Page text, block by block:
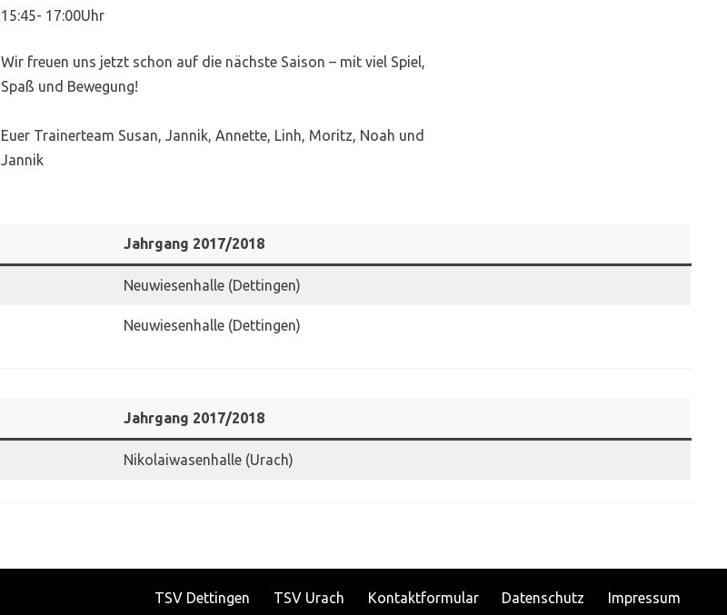
15:45- 17:00Uhr
Wir freuen uns jetzt schon auf die nächste Saison – mit viel Spiel,
Spaß und Bewegung!
Euer Trainerteam Susan, Jannik, Annette, Linh, Moritz, Noah und
Jannik
Jahrgang 2017/2018
Neuwiesenhalle (Dettingen)
Neuwiesenhalle (Dettingen)
Jahrgang 2017/2018
Nikolaiwasenhalle (Urach)
TSV Dettingen TSV Urach Kontaktformular Datenschutz Impressum